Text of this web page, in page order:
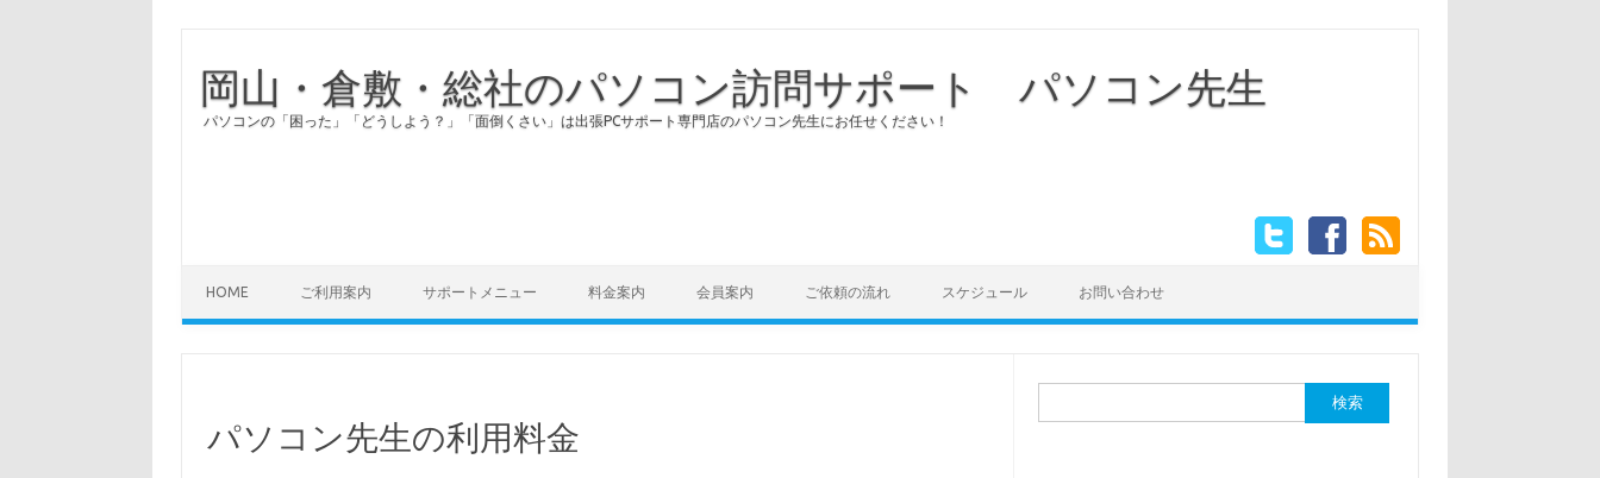
岡山・倉敷・総社のパソコン訪問サポート パソコン先生
パソコンの「困った」「どうしよう？」「面倒くさい」は出張PCサポート専門店のパソコン先生にお任せください！
HOME ご利用案内 サポートメニュー 料金案内 会員案内 ご依頼の流れ スケジュール お問い合わせ
パソコン先生の利用料金
索: